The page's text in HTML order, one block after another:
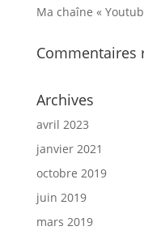
Ma chaîne «
Commentaires
Archives
avril 2023
janvier 2021
octobre 2019
juin 2019
mars 2019